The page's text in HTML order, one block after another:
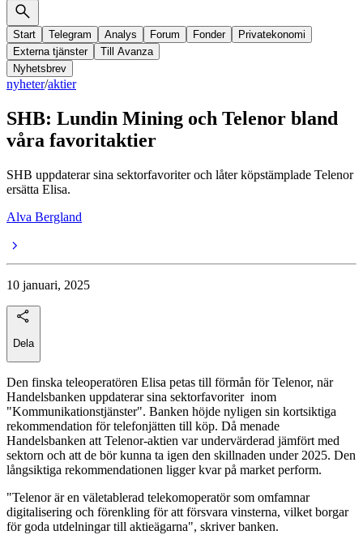
Start Telegram Analys Forum Fonder
Privatekonomi
Externa tjänster
Till Avanza
Nyhetsbrev
nyheter/aktier
SHB: Lundin Mining och Telenor bland
våra favoritaktier
SHB uppdaterar sina sektorfavoriter och låter köpstämplade Telenor
ersätta Elisa.
Alva Bergland
10 januari, 2025
Dela
Den finska teleoperatören Elisa petas till förmån för Telenor, när
Handelsbanken uppdaterar sina sektorfavoriter inom
"Kommunikationstjänster". Banken höjde nyligen sin kortsiktiga
rekommendation för telefonjätten till köp. Då menade
Handelsbanken att Telenor-aktien var undervärderad jämfört med
sektorn och att de bör kunna ta igen den skillnaden under 2025. Den
långsiktiga rekommendationen ligger kvar på market perform.
"Telenor är en väletablerad telekomoperatör som omfamnar
digitalisering och förenkling för att försvara vinsterna, vilket borgar
för goda utdelningar till aktieägarna", skriver banken.